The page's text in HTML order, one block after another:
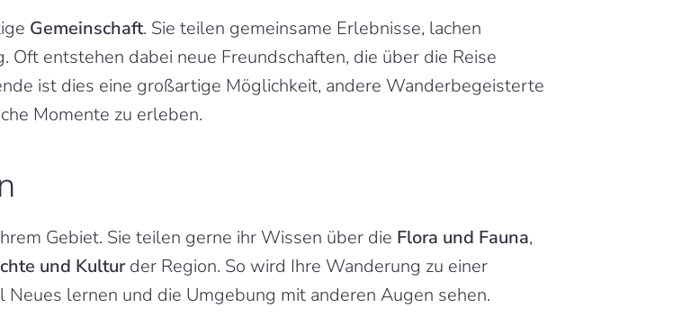
Gemeinschaft. Sie teilen gemeinsame Erlebnisse, lachen
entstehen dabei neue Freundschaften, die über die Reise
ist dies eine großartige Möglichkeit, andere Wanderbegeisterte
Momente zu erleben.
Gebiet. Sie teilen gerne ihr Wissen über die Flora und Fauna,
und Kultur der Region. So wird Ihre Wanderung zu einer
lernen und die Umgebung mit anderen Augen sehen.